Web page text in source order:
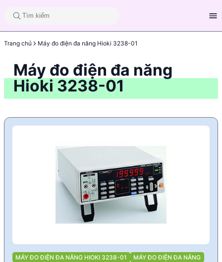
Trang chủ Máy đo điện đa năng Hioki 3238-01
Máy đo điện đa năng
Hioki 3238-01
MÁY ĐO ĐIỆN ĐA NĂNG HIOKI 3238-01
MÁY ĐO ĐIỆN ĐA NĂNG